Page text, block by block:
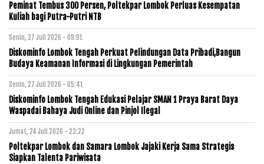
Peminat Tembus 300 Persen, Poltekpar Lombok Perluas Kesempatan
Kuliah bagi Putra-Putri NTB
Senin, 27 Juli 2026 - 09:01
Diskominfo Lombok Tengah Perkuat Pelindungan Data Pribadi,Bangun
Budaya Keamanan Informasi di Lingkungan Pemerintah
Senin, 27 Juli 2026 - 05:41
Diskominfo Lombok Tengah Edukasi Pelajar SMAN 1 Praya Barat Daya
Waspadai Bahaya Judi Online dan Pinjol Ilegal
Jumat, 24 Juli 2026 - 23:22
Poltekpar Lombok dan Samara Lombok Jajaki Kerja Sama Strategis
Siapkan Talenta Pariwisata